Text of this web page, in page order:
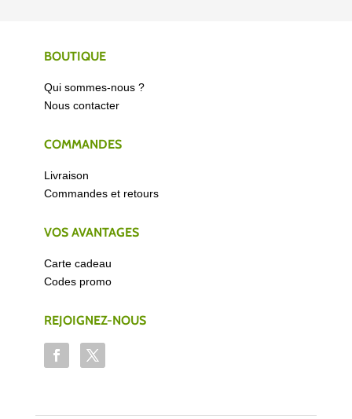
BOUTIQUE
Qui sommes-nous ?
Nous contacter
COMMANDES
Livraison
Commandes et retours
VOS AVANTAGES
Carte cadeau
Codes promo
REJOIGNEZ-NOUS